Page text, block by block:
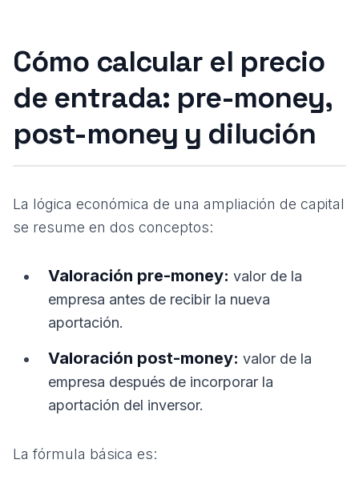
Cómo calcular el precio
de entrada: pre-money,
post-money y dilución
La lógica económica de una ampliación de capital
se resume en dos conceptos:
Valoración pre-money: valor de la
empresa antes de recibir la nueva
aportación.
Valoración post-money: valor de la
empresa después de incorporar la
aportación del inversor.
La fórmula básica es: